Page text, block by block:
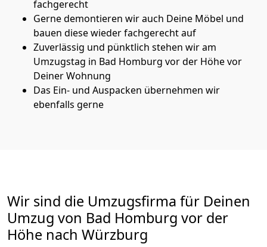
fachgerecht
Gerne demontieren wir auch Deine Möbel und
bauen diese wieder fachgerecht auf
Zuverlässig und pünktlich stehen wir am
Umzugstag in Bad Homburg vor der Höhe vor
Deiner Wohnung
Das Ein- und Auspacken übernehmen wir
ebenfalls gerne
Wir sind die Umzugsfirma für Deinen
Umzug von Bad Homburg vor der
Höhe nach Würzburg